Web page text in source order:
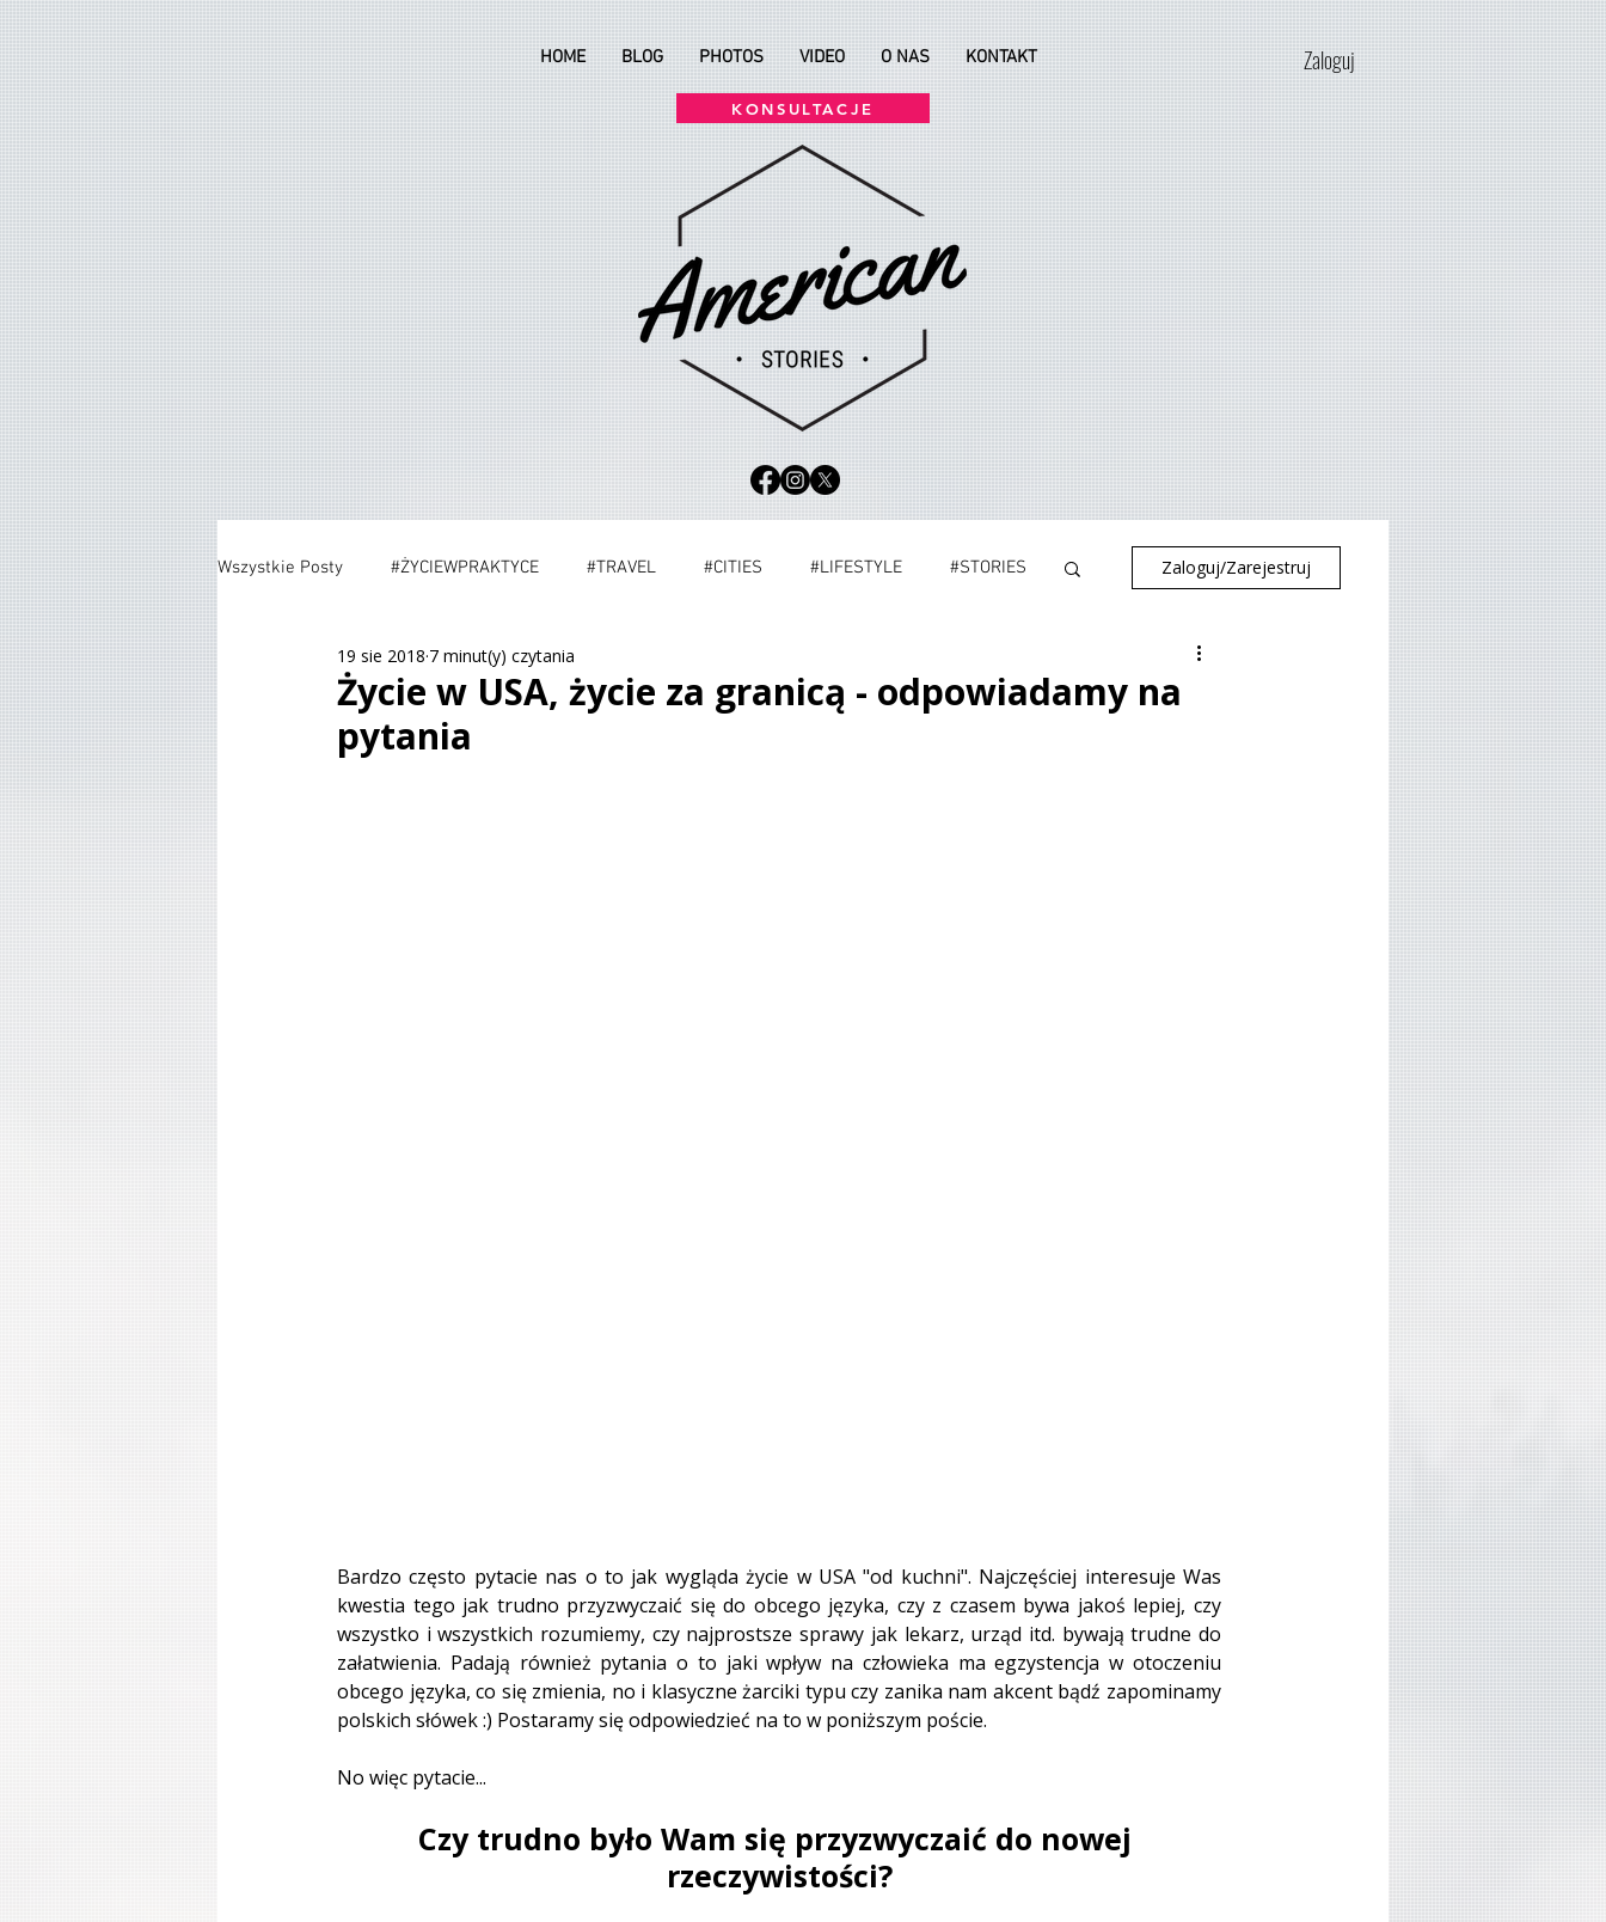
HOME BLOG PHOTOS VIDEO O NAS KONTAKT Zaloguj
KONSULTACJE
Wszystkie Posty #ŻYCIEWPRAKTYCE #TRAVEL #CITIES #LIFESTYLE #STORIES
#TESTING #CARS #MOVIES
#POLITYKA
Zaloguj/Zarejestruj
Życie w USA, życie za granicą - odpowiadamy na
pytania
19 sie 2018 7 minut(y) czytania
Bardzo często pytacie nas o to jak wygląda życie w USA "od kuchni". Najczęściej interesuje Was
kwestia tego jak trudno przyzwyczaić się do obcego języka, czy z czasem bywa jakoś lepiej, czy
wszystko i wszystkich rozumiemy, czy najprostsze sprawy jak lekarz, urząd itd. bywają trudne do
załatwienia. Padają również pytania o to jaki wpływ na człowieka ma egzystencja w otoczeniu
obcego języka, co się zmienia, no i klasyczne żarciki typu czy zanika nam akcent bądź zapominamy
polskich słówek :) Postaramy się odpowiedzieć na to w poniższym poście.
No więc pytacie...
Czy trudno było Wam się przyzwyczaić do nowej
rzeczywistości?